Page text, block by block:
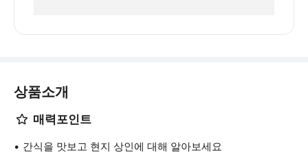
상품소개
매력포인트
간식을 맛보고 현지 상인에 대해 알아보세요